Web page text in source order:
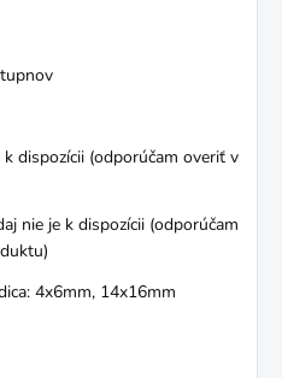
dispozícii (odporúčam overiť v
nie je k dispozícii (odporúčam
4x6mm, 14x16mm